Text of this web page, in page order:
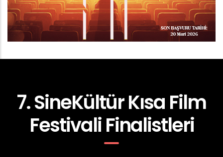
7. SineKültür Kısa Film
Festivali Finalistleri